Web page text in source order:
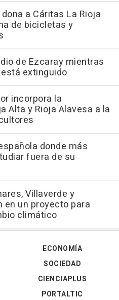
a Cáritas La Rioja
de bicicletas y
de Ezcaray mientras
extinguido
incorpora la
Alta y Rioja Alavesa a la
donde más
fuera de su
Villaverde y
en un proyecto para
climático
ECONOMÍA
SOCIEDAD
CIENCIAPLUS
PORTALTIC